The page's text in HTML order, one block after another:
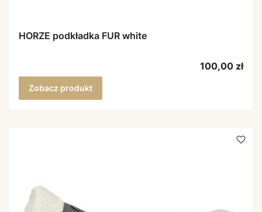
HORZE podkładka FUR white
Cena
100,00 zł
Zobacz produkt